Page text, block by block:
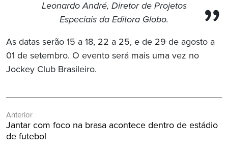
Leonardo André, Diretor de Projetos
Especiais da Editora Globo.
As datas serão 15 a 18, 22 a 25, e de 29 de agosto a
01 de setembro. O evento será mais uma vez no
Jockey Club Brasileiro.
de
Post
Anterior
Post
Anterior:
Jantar com foco na brasa acontece dentro de estádio
de futebol